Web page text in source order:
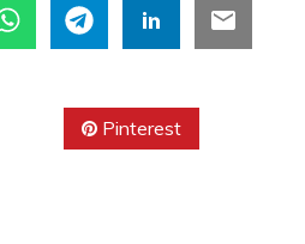
Pinterest